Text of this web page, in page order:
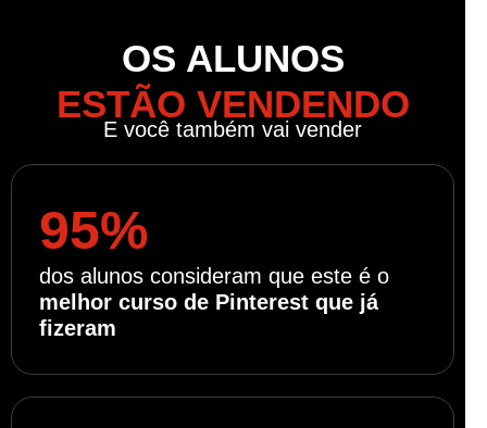
OS ALUNOS
ESTÃO VENDENDO
E você também vai vender
95%
dos alunos consideram que este é o
melhor curso de Pinterest que já
fizeram